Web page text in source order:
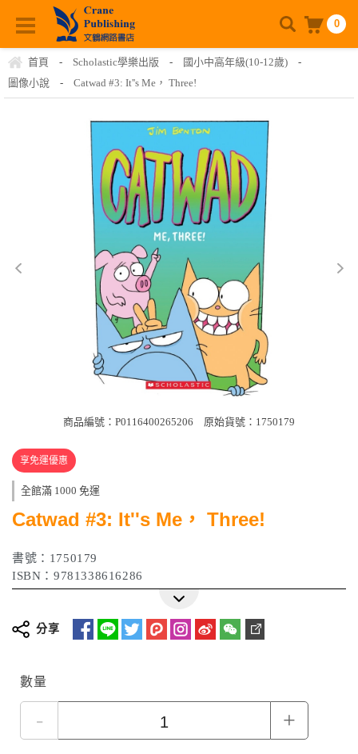
0
首頁 - Scholastic學樂出版 - 國小中高年級(10-12歲)
-
圖像小說
- Catwad #3: It''s Me， Three!
商品編號：P0116400265206 原始貨號：1750179
享免運優惠
全館滿 1000 免運
Catwad #3: It''s Me， Three!
書號：1750179
ISBN：9781338616286
分享
數量
- +